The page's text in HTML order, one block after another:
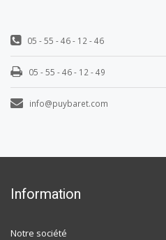
05 - 55 - 46 - 12 - 46
05 - 55 - 46 - 12 - 49
info@puybaret.com
Information
Notre société